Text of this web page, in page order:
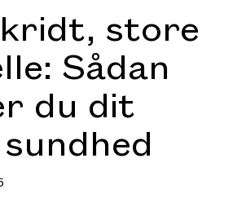
store
Sådan
du dit